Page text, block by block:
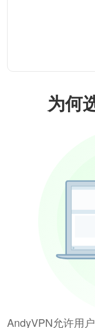
为何
AndyVPN允许用